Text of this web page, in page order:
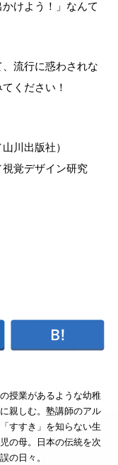
けよう！」なんて
流行に惑わされな
ください！
川出版社）
覚デザイン研究
授業があるような幼稚
親しむ。塾講師のアル
すすき」を知らない生
の母。日本の伝統を次
の日々。